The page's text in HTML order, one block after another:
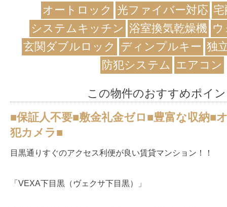
オートロック
光ファイバー対応
システムキッチン 浴室換気乾燥機
玄関ダブルロック
ディンプルキー 独
防犯システム エアコン
この物件のおすすめポイ
■保証人不要■敷金礼金ゼロ■豊富な収納■
犯カメラ■
目黒通りすぐのアクセス利便が良い賃貸マンション！！
「VEXA下目黒（ヴェクサ下目黒）」